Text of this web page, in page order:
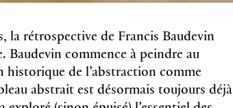
la rétrospective de Francis Baudevin
Baudevin commence à peindre au
historique de l’abstraction comme
abstrait est désormais toujours déjà